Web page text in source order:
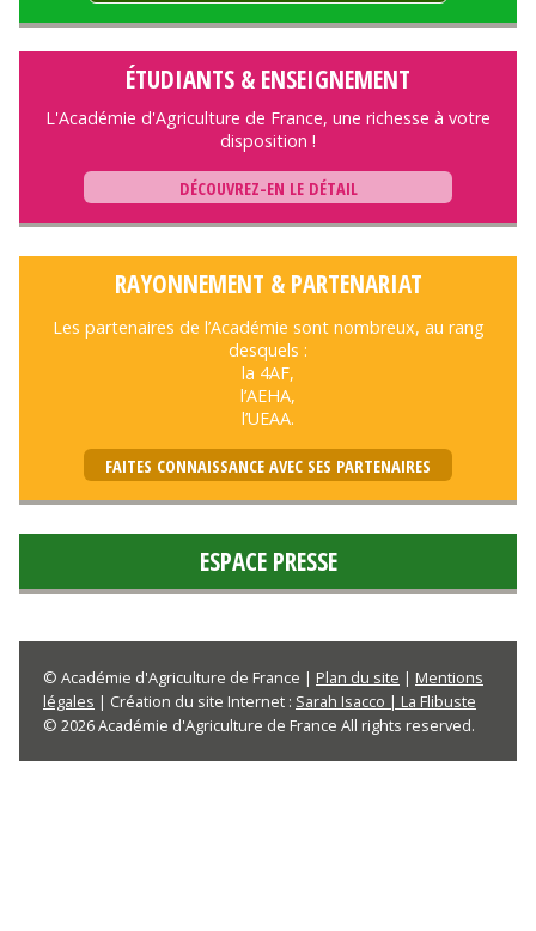
ÉTUDIANTS & ENSEIGNEMENT
L'Académie d'Agriculture de France, une richesse à votre
disposition !
DÉCOUVREZ-EN LE DÉTAIL
RAYONNEMENT & PARTENARIAT
Les partenaires de l’Académie sont nombreux, au rang
desquels :
la 4AF,
l’AEHA,
l’UEAA.
FAITES CONNAISSANCE AVEC SES PARTENAIRES
ESPACE PRESSE
© Académie d'Agriculture de France | Plan du site | Mentions
légales | Création du site Internet : Sarah Isacco | La Flibuste
© 2026 Académie d'Agriculture de France All rights reserved.